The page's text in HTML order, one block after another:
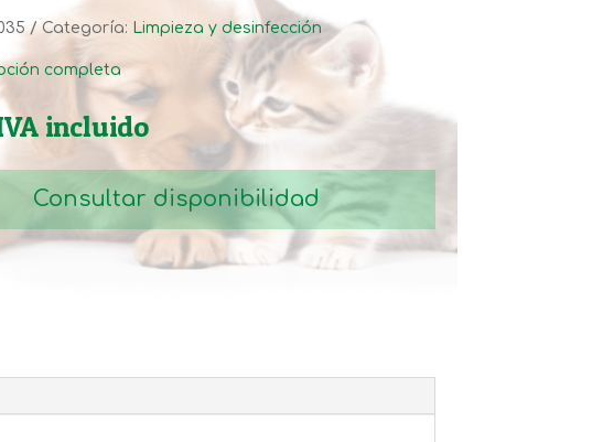
Categoría: Limpieza y desinfección
completa
incluido
Consultar disponibilidad